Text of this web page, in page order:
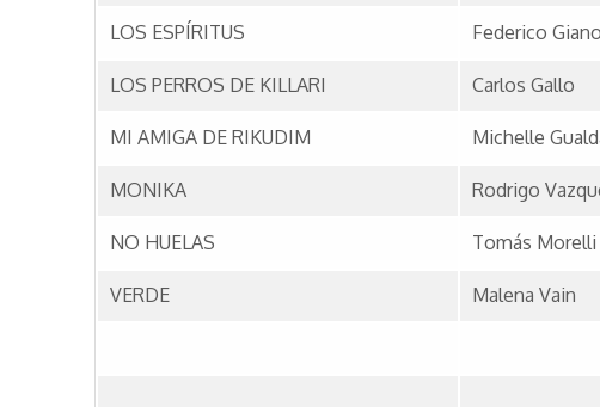
LOS ESPÍRITUS Federico
LOS PERROS DE KILLARI Carlos Gallo
MI AMIGA DE RIKUDIM Michelle
MONIKA Rodrigo
NO HUELAS Tomás Morelli
VERDE Malena Vain